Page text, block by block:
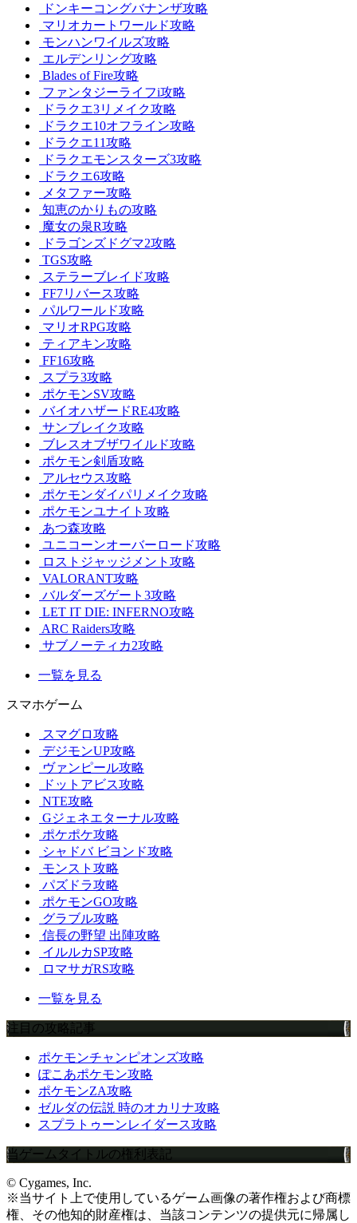
ドンキーコングバナンザ攻略
マリオカートワールド攻略
モンハンワイルズ攻略
エルデンリング攻略
Blades of Fire攻略
ファンタジーライフi攻略
ドラクエ3リメイク攻略
ドラクエ10オフライン攻略
ドラクエ11攻略
ドラクエモンスターズ3攻略
ドラクエ6攻略
メタファー攻略
知恵のかりもの攻略
魔女の泉R攻略
ドラゴンズドグマ2攻略
TGS攻略
ステラーブレイド攻略
FF7リバース攻略
パルワールド攻略
マリオRPG攻略
ティアキン攻略
FF16攻略
スプラ3攻略
ポケモンSV攻略
バイオハザードRE4攻略
サンブレイク攻略
ブレスオブザワイルド攻略
ポケモン剣盾攻略
アルセウス攻略
ポケモンダイパリメイク攻略
ポケモンユナイト攻略
あつ森攻略
ユニコーンオーバーロード攻略
ロストジャッジメント攻略
VALORANT攻略
バルダーズゲート3攻略
LET IT DIE: INFERNO攻略
ARC Raiders攻略
サブノーティカ2攻略
一覧を見る
スマホゲーム
スマグロ攻略
デジモンUP攻略
ヴァンピール攻略
ドットアビス攻略
NTE攻略
Gジェネエターナル攻略
ポケポケ攻略
シャドバ ビヨンド攻略
モンスト攻略
パズドラ攻略
ポケモンGO攻略
グラブル攻略
信長の野望 出陣攻略
イルルカSP攻略
ロマサガRS攻略
一覧を見る
注目の攻略記事
ポケモンチャンピオンズ攻略
ぽこあポケモン攻略
ポケモンZA攻略
ゼルダの伝説 時のオカリナ攻略
スプラトゥーンレイダース攻略
当ゲームタイトルの権利表記
© Cygames, Inc.
※当サイト上で使用しているゲーム画像の著作権および商標
権、その他知的財産権は、当該コンテンツの提供元に帰属し